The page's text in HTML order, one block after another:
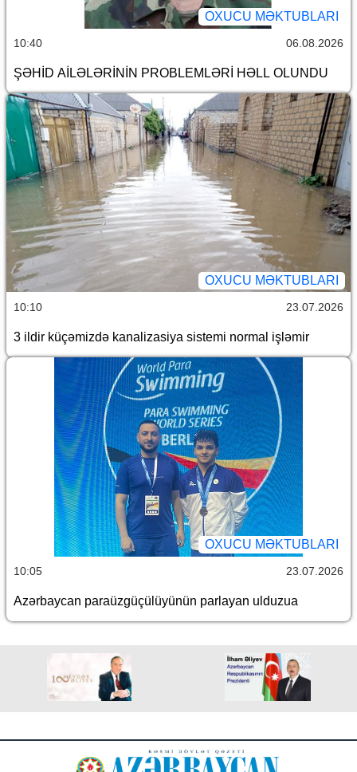
OXUCU MƏKTUBLARI
10:40 06.08.2026
ŞƏHİD AİLƏLƏRİNİN PROBLEMLƏRİ HƏLL OLUNDU
OXUCU MƏKTUBLARI
10:10 23.07.2026
3 ildir küçəmizdə kanalizasiya sistemi normal işləmir
OXUCU MƏKTUBLARI
10:05 23.07.2026
Azərbaycan paraüzgüçülüyünün parlayan ulduzua